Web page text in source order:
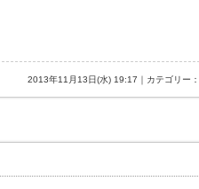
2013年11月13日(水) 19:17｜カテゴリー：